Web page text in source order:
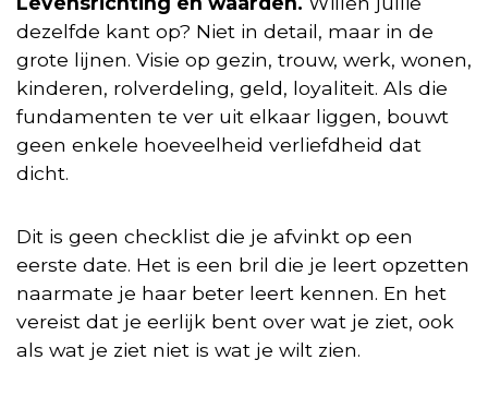
dezelfde kant op? Niet in detail, maar in de
grote lijnen. Visie op gezin, trouw, werk, wonen,
kinderen, rolverdeling, geld, loyaliteit. Als die
fundamenten te ver uit elkaar liggen, bouwt
geen enkele hoeveelheid verliefdheid dat
dicht.
Dit is geen checklist die je afvinkt op een
eerste date. Het is een bril die je leert opzetten
naarmate je haar beter leert kennen. En het
vereist dat je eerlijk bent over wat je ziet, ook
als wat je ziet niet is wat je wilt zien.